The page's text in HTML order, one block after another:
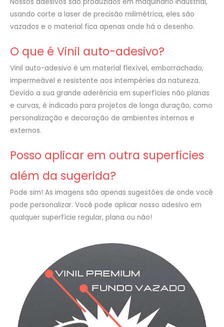
usando corte a laser de precisão milimétrica, eles são
vazados e o material fica apenas onde há o desenho.
O que é Vinil auto-adesivo?
Vinil auto-adesivo é um material flexível, emborrachado,
impermeável e resistente aos intempéries da natureza.
Devido a sua grande aderência em superfícies não planas
e curvas, é indicado para projetos de longa duração, como
personalização e decoração de ambientes internos e
externos.
Posso aplicar em outra superfícies
além da sugerida?
Pode sim! As imagens são apenas sugestões de onde você
pode personalizar. Você pode aplicar nosso adesivo em
qualquer superfície regular, plana ou não!